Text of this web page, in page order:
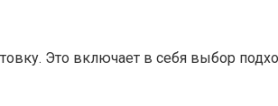
Это включает в себя выбор